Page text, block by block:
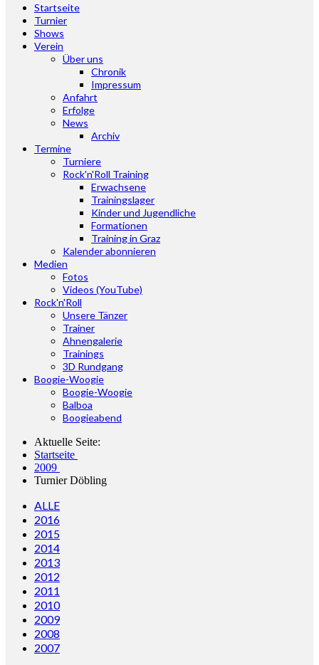
Startseite
Turnier
Shows
Verein
Über uns
Chronik
Impressum
Anfahrt
Erfolge
News
Archiv
Termine
Turniere
Rock'n'Roll Training
Erwachsene
Trainingslager
Kinder und Jugendliche
Formationen
Training in Graz
Kalender abonnieren
Medien
Fotos
Videos (YouTube)
Rock'n'Roll
Unsere Tänzer
Trainer
Ahnengalerie
Trainings
3D Rundgang
Boogie-Woogie
Boogie-Woogie
Balboa
Boogieabend
Aktuelle Seite:
Startseite
2009
Turnier Döbling
ALLE
2016
2015
2014
2013
2012
2011
2010
2009
2008
2007